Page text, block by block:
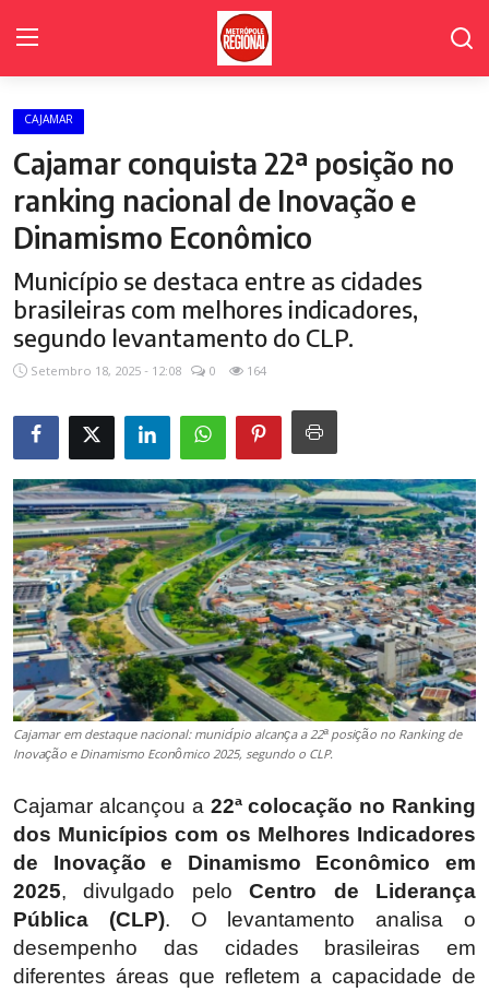
Home Page
Fale Conosco
Polícia
Política
Poder Legislativo de Cajamar
Cidades
Galeria de Fotos
CAJAMAR
Cajamar conquista 22ª posição no
ranking nacional de Inovação e
Dinamismo Econômico
Município se destaca entre as cidades
brasileiras com melhores indicadores,
segundo levantamento do CLP.
Setembro 18, 2025 - 12:08 0 164
Cajamar em destaque nacional: município alcança a 22ª posição no Ranking de
Inovação e Dinamismo Econômico 2025, segundo o CLP.
Cajamar alcançou a 22ª colocação no Ranking
dos Municípios com os Melhores Indicadores
de Inovação e Dinamismo Econômico em
2025, divulgado peloCentro de Liderança
Pública (CLP). O levantamento analisa o
desempenho das cidades brasileiras em
diferentes áreas que refletem a capacidade de